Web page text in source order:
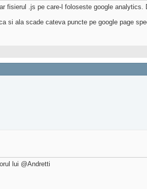
fisierul .js pe care-l foloseste google
si ala scade cateva puncte pe google page
lui @Andretti